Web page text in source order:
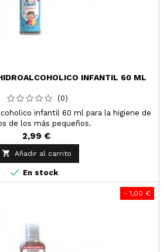
INFANTIL 60 ML
(0)
infantil 60 ml para la higiene de
de los más pequeños.
2,99 €
 Añadir al carrito
 En stock
- 1,00 €